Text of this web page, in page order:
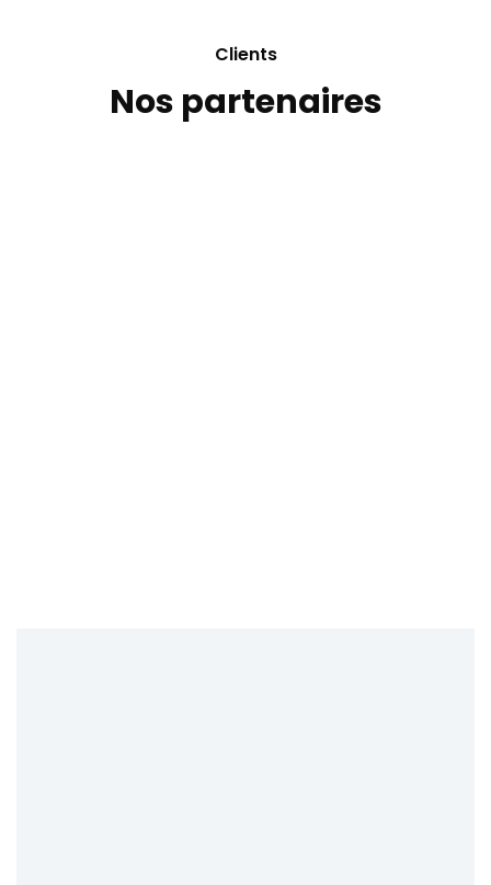
Clients
Nos partenaires